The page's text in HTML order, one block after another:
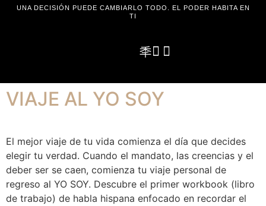
UNA DECISIÓN PUEDE CAMBIARLO TODO. EL PODER HABITA EN
TI
VIAJE AL YO SOY
El mejor viaje de tu vida comienza el día que decides
elegir tu verdad. Cuando el mandato, las creencias y el
deber ser se caen, comienza tu viaje personal de
regreso al YO SOY. Descubre el primer workbook (libro
de trabajo) de habla hispana enfocado en recordar el